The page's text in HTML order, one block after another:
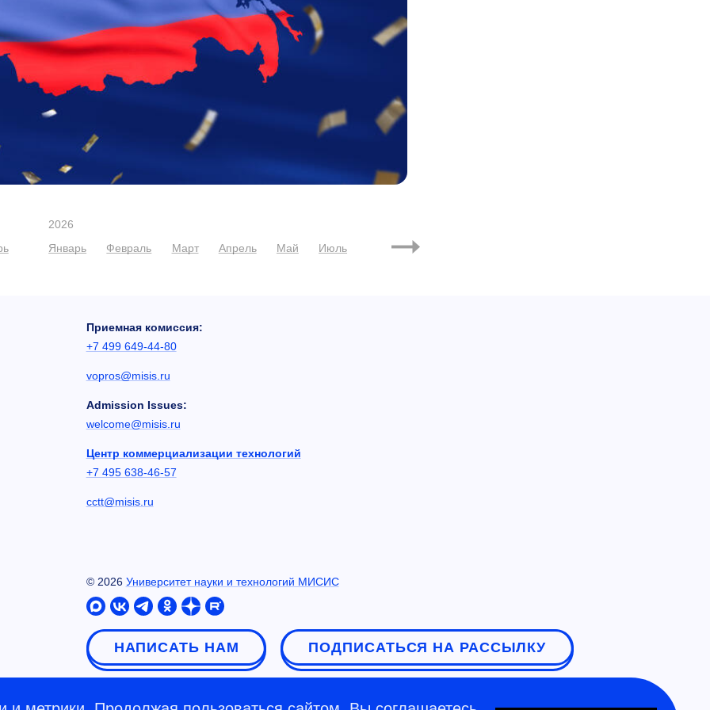
2026
Январь
Февраль Март Апрель Май Июль
Приемная комиссия:
+7 499 649-44-80
vopros@misis.ru
Admission Issues:
welcome@misis.ru
Центр коммерциализации технологий
+7 495 638-46-57
cctt@misis.ru
© 2026 Университет науки и технологий МИСИС
НАПИСАТЬ НАМ ПОДПИСАТЬСЯ НА РАССЫЛКУ